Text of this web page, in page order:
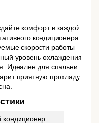
комфорт в каждой
кондиционера
скорости работы
уровень охлаждения
Идеален для спальни:
приятную прохладу
кондиционер